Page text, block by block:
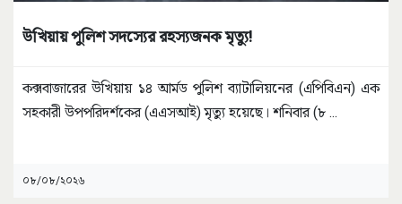
উখিয়ায় পুলিশ সদস্যের রহস্যজনক মৃত্যু!
কক্সবাজারের উখিয়ায় ১৪ আর্মড পুলিশ ব্যাটালিয়নের (এপিবিএন) এক
সহকারী উপপরিদর্শকের (এএসআই) মৃত্যু হয়েছে। শনিবার (৮ ...
০৮/০৮/২০২৬